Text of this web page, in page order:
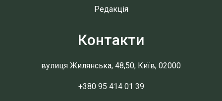
Редакція
Контакти
вулиця Жилянська, 48,50, Київ, 02000
+380 95 414 01 39